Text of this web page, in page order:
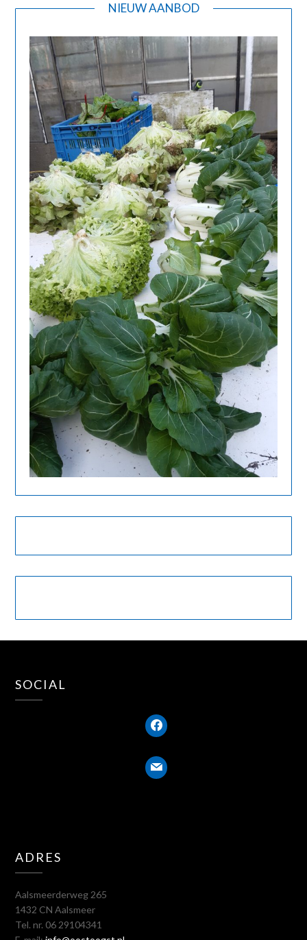
NIEUW AANBOD
SOCIAL
facebook
mail
ADRES
Aalsmeerderweg 265
1432 CN Aalsmeer
Tel. nr. 06 29104341